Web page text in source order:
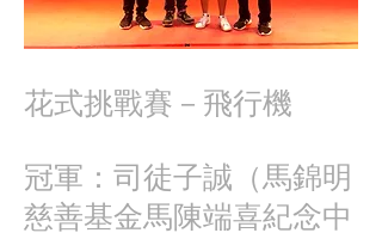
花式挑戰賽－ 飛行機
冠軍：司徒子誠（馬錦明
慈善基金馬陳端喜紀念中